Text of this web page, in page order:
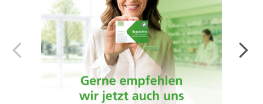
Endlich da! Die LINDA Eigenmarke:
Arzneimittel von der Apothekenmarke, der
Sie vertrauen.
Mehr erfahren